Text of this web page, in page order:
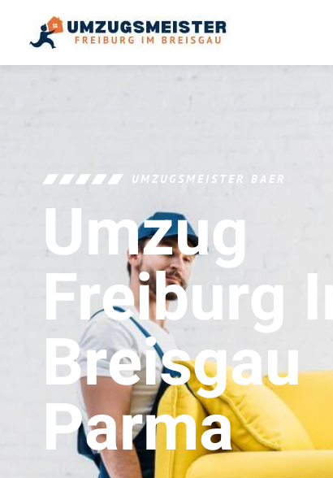
UMZUGSMEISTER BAER
Umzug
Freiburg
Breisgau
Parma